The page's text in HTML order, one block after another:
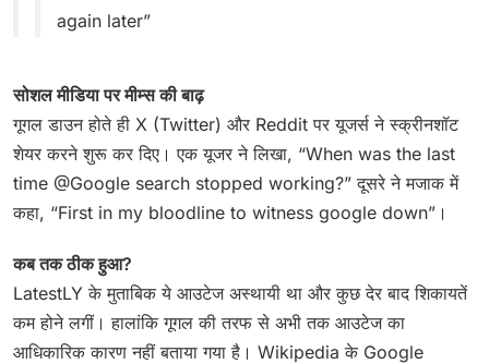
again later”
सोशल मीडिया पर मीम्स की बाढ़
गूगल डाउन होते ही X (Twitter) और Reddit पर यूजर्स ने स्क्रीनशॉट
शेयर करने शुरू कर दिए। एक यूजर ने लिखा, “When was the last
time @Google search stopped working?” दूसरे ने मजाक में
कहा, “First in my bloodline to witness google down”।
कब तक ठीक हुआ?
LatestLY के मुताबिक ये आउटेज अस्थायी था और कुछ देर बाद शिकायतें
कम होने लगीं। हालांकि गूगल की तरफ से अभी तक आउटेज का
आधिकारिक कारण नहीं बताया गया है। Wikipedia के Google